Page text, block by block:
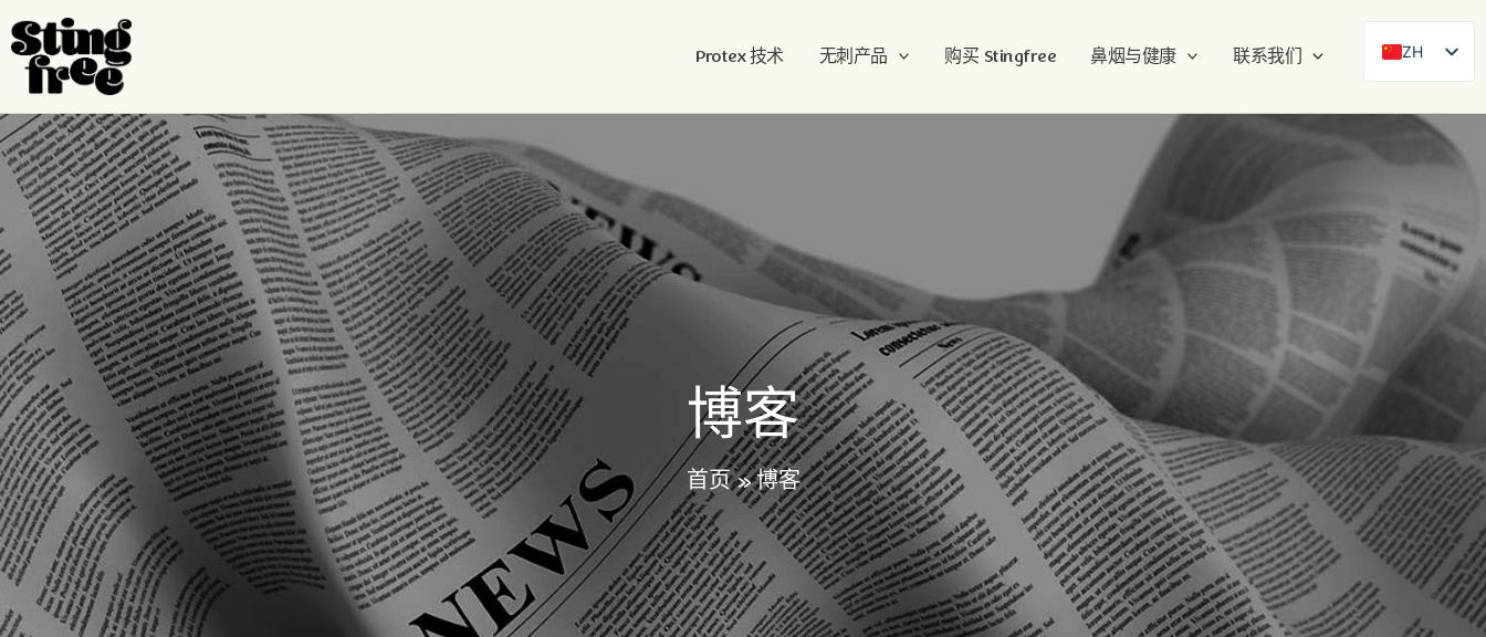
跳
至
Protex 技术 无刺产品 购买 Stingfree 鼻烟与健康 联系我们
ZH
EN
ES
NB
博客
首页»博客